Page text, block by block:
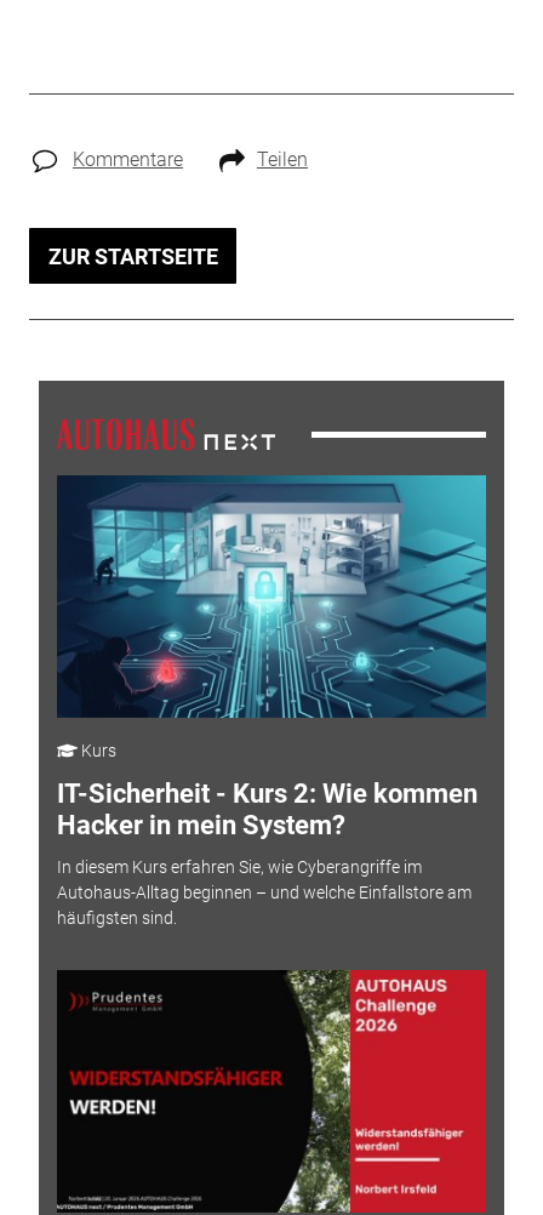
Kommentare Teilen
ZUR STARTSEITE
Kurs
IT-Sicherheit - Kurs 2: Wie kommen
Hacker in mein System?
In diesem Kurs erfahren Sie, wie Cyberangriffe im
Autohaus-Alltag beginnen – und welche Einfallstore am
häufigsten sind.